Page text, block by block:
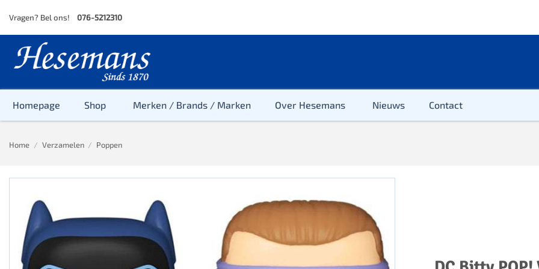
content
Vragen? Bel ons! 076-5212310
Homepage Shop
Baby & Peuter
Baby, Peuter & Kleuter
Peuter & Kleuter
Merken / Brands / Marken Over Hesemans Nieuws Contact
Home / Verzamelen / Poppen